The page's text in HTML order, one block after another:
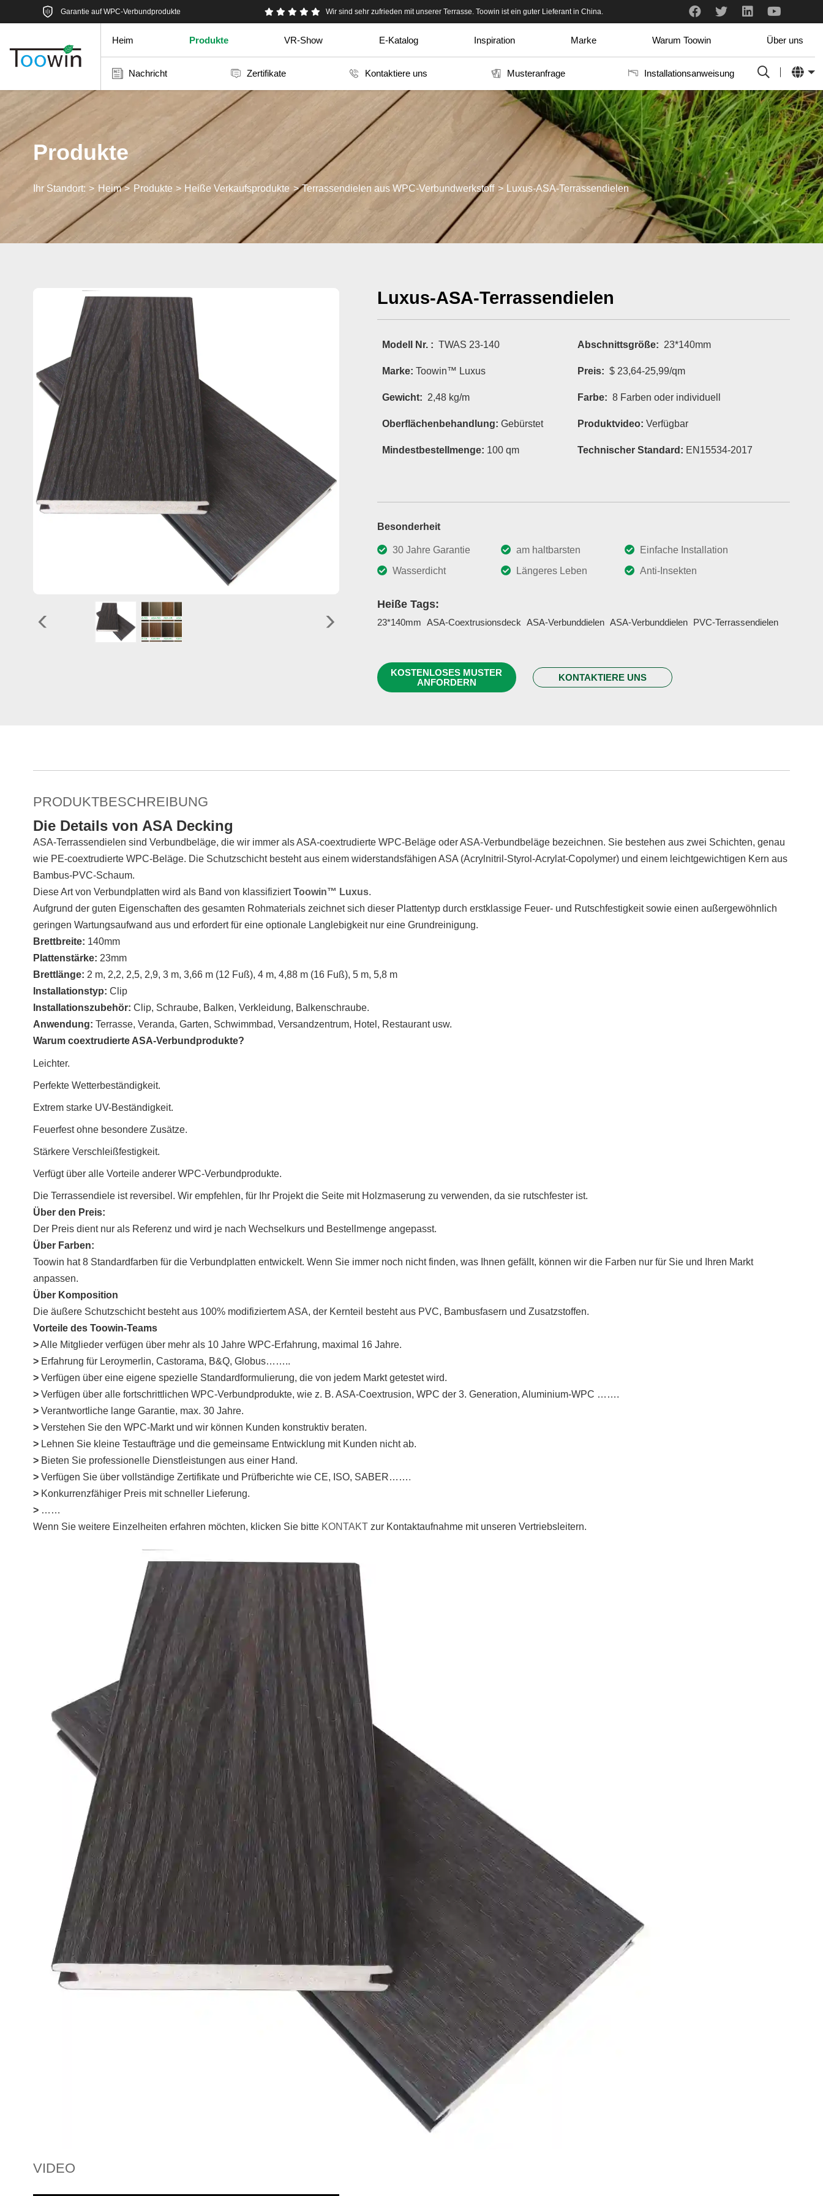
Garantie auf WPC-Verbundprodukte Toowin wurde von meinem Lieferanten in China empfohlen. sehr ehrlich und professionell.
Wir sind sehr zufrieden mit unserer Terrasse. Toowin ist ein guter Lieferant in China.
Heim Produkte VR-Show E-Katalog Inspiration Marke Warum Toowin Über uns
Nachricht Zertifikate Kontaktiere uns Musteranfrage Installationsanweisung
Produkte
Ihr Standort: Heim Produkte Heiße Verkaufsprodukte Terrassendielen aus WPC-Verbundwerkstoff Luxus-ASA-Terrassendielen
Luxus-ASA-Terrassendielen
Modell Nr. : TWAS 23-140 Abschnittsgröße: 23*140mm
Marke: Toowin™ Luxus Preis: $ 23,64-25,99/qm
Gewicht: 2,48 kg/m Farbe: 8 Farben oder individuell
Oberflächenbehandlung: Gebürstet Produktvideo: Verfügbar
Mindestbestellmenge: 100 qm Technischer Standard: EN15534-2017
Besonderheit
30 Jahre Garantie am haltbarsten
Einfache Installation
Wasserdicht
Längeres Leben Anti-Insekten
Heiße Tags:
23*140mm ASA-Coextrusionsdeck ASA-Verbunddielen ASA-Verbunddielen PVC-Terrassendielen
KOSTENLOSES MUSTER
ANFORDERN
KONTAKTIERE UNS
PRODUKTBESCHREIBUNG
Die Details von ASA Decking
ASA-Terrassendielen sind Verbundbeläge, die wir immer als ASA-coextrudierte WPC-Beläge oder ASA-Verbundbeläge bezeichnen. Sie bestehen aus zwei Schichten, genau
wie PE-coextrudierte WPC-Beläge. Die Schutzschicht besteht aus einem widerstandsfähigen ASA (Acrylnitril-Styrol-Acrylat-Copolymer) und einem leichtgewichtigen Kern aus
Bambus-PVC-Schaum.
Diese Art von Verbundplatten wird als Band von klassifiziertToowin™ Luxus.
Aufgrund der guten Eigenschaften des gesamten Rohmaterials zeichnet sich dieser Plattentyp durch erstklassige Feuer- und Rutschfestigkeit sowie einen außergewöhnlich
geringen Wartungsaufwand aus und erfordert für eine optionale Langlebigkeit nur eine Grundreinigung.
Brettbreite: 140mm
Plattenstärke: 23mm
Brettlänge: 2 m, 2,2, 2,5, 2,9, 3 m, 3,66 m (12 Fuß), 4 m, 4,88 m (16 Fuß), 5 m, 5,8 m
Installationstyp: Clip
Installationszubehör: Clip, Schraube, Balken, Verkleidung, Balkenschraube.
Anwendung: Terrasse, Veranda, Garten, Schwimmbad, Versandzentrum, Hotel, Restaurant usw.
Warum coextrudierte ASA-Verbundprodukte?
Leichter.
Perfekte Wetterbeständigkeit.
Extrem starke UV-Beständigkeit.
Feuerfest ohne besondere Zusätze.
Stärkere Verschleißfestigkeit.
Verfügt über alle Vorteile anderer WPC-Verbundprodukte.
Die Terrassendiele ist reversibel. Wir empfehlen, für Ihr Projekt die Seite mit Holzmaserung zu verwenden, da sie rutschfester ist.
Über den Preis:
Der Preis dient nur als Referenz und wird je nach Wechselkurs und Bestellmenge angepasst.
Über Farben:
Toowin hat 8 Standardfarben für die Verbundplatten entwickelt. Wenn Sie immer noch nicht finden, was Ihnen gefällt, können wir die Farben nur für Sie und Ihren Markt
anpassen.
Über Komposition
Die äußere Schutzschicht besteht aus 100% modifiziertem ASA, der Kernteil besteht aus PVC, Bambusfasern und Zusatzstoffen.
Vorteile des Toowin-Teams
>Alle Mitglieder verfügen über mehr als 10 Jahre WPC-Erfahrung, maximal 16 Jahre.
>Erfahrung für Leroymerlin, Castorama, B&Q, Globus……..
>Verfügen über eine eigene spezielle Standardformulierung, die von jedem Markt getestet wird.
>Verfügen über alle fortschrittlichen WPC-Verbundprodukte, wie z. B. ASA-Coextrusion, WPC der 3. Generation, Aluminium-WPC …….
>Verantwortliche lange Garantie, max. 30 Jahre.
>Verstehen Sie den WPC-Markt und wir können Kunden konstruktiv beraten.
>Lehnen Sie kleine Testaufträge und die gemeinsame Entwicklung mit Kunden nicht ab.
> Bieten Sie professionelle Dienstleistungen aus einer Hand.
>Verfügen Sie über vollständige Zertifikate und Prüfberichte wie CE, ISO, SABER…….
>Konkurrenzfähiger Preis mit schneller Lieferung.
>……
Wenn Sie weitere Einzelheiten erfahren möchten, klicken Sie bitte KONTAKTzur Kontaktaufnahme mit unseren Vertriebsleitern.
VIDEO